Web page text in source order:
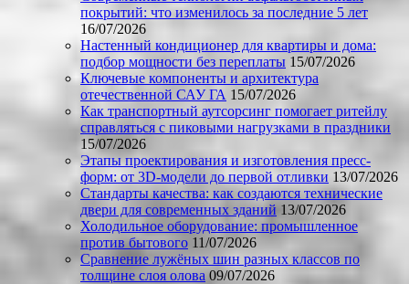
покрытий: что изменилось за последние 5 лет
16/07/2026
Настенный кондиционер для квартиры и дома:
подбор мощности без переплаты 15/07/2026
Ключевые компоненты и архитектура
отечественной САУ ГА 15/07/2026
Как транспортный аутсорсинг помогает ритейлу
справляться с пиковыми нагрузками в праздники
15/07/2026
Этапы проектирования и изготовления пресс-
форм: от 3D-модели до первой отливки 13/07/2026
Стандарты качества: как создаются технические
двери для современных зданий 13/07/2026
Холодильное оборудование: промышленное
против бытового 11/07/2026
Сравнение лужёных шин разных классов по
толщине слоя олова 09/07/2026